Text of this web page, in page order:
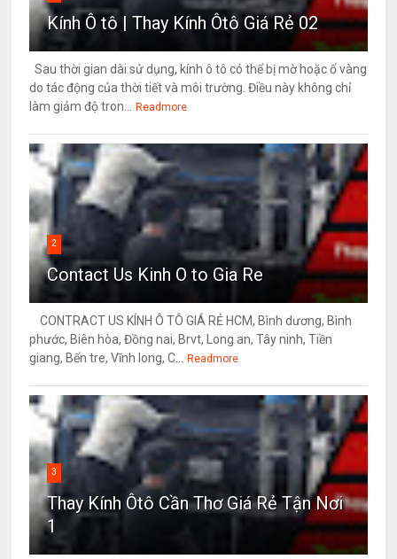
Kính Ô tô | Thay Kính Ôtô Giá Rẻ 02
Sau thời gian dài sử dụng, kính ô tô có thể bị mờ hoặc ố vàng
do tác động của thời tiết và môi trường. Điều này không chỉ
làm giảm độ tron...
Readmore
2
Contact Us Kinh O to Gia Re
CONTRACT US KÍNH Ô TÔ GIÁ RẺ HCM, Bình dương, Bình
phước, Biên hòa, Đồng nai, Brvt, Long an, Tây ninh, Tiền
giang, Bến tre, Vĩnh long, C...
Readmore
3
Thay Kính Ôtô Cần Thơ Giá Rẻ Tận Nơi
1